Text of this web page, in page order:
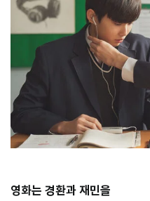
영화는 경환과 재민을